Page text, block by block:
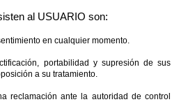
al USUARIO son:
en cualquier momento.
portabilidad y supresión de sus
a su tratamiento.
reclamación ante la autoridad de control